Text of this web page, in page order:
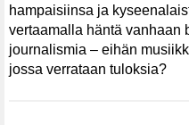
hampaisiinsa ja
vertaamalla häntä vanhaan
journalismia – eihän
jossa verrataan tuloksia?